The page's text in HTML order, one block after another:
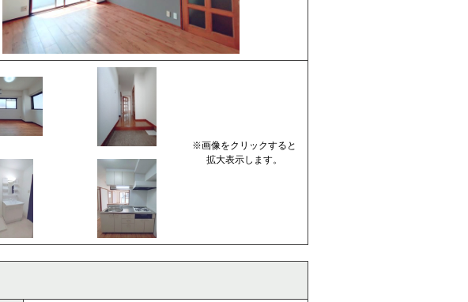
※画像をクリックすると
拡大表示します。